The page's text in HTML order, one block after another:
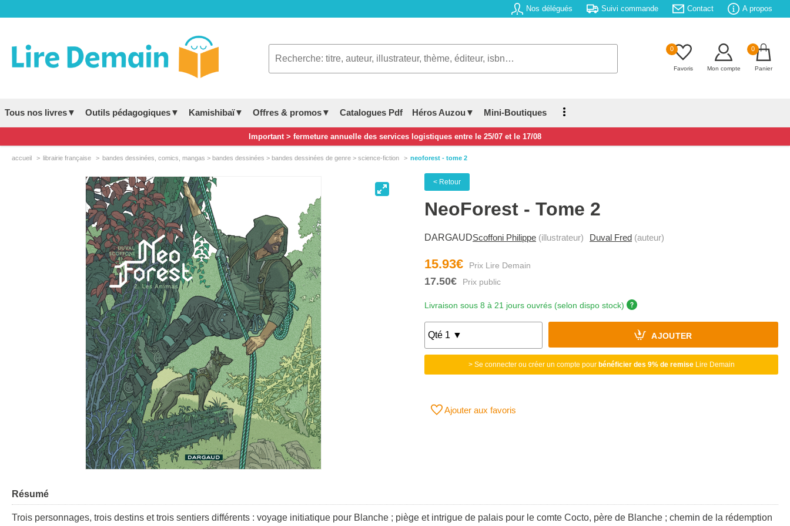
Nos délégués Suivi commande Contact A propos
0
Favoris Mon compte
0
Panier
Tous nos livres▼ Outils pédagogiques▼ Kamishibaï▼ Offres & promos▼ Catalogues Pdf Héros Auzou▼ Mini-Boutiques
Important > fermeture annuelle des services logistiques entre le 25/07 et le 17/08
accueil librairie française bandes dessinées, comics, mangas > bandes dessinées > bandes dessinées de genre > science-fiction neoforest - tome 2
< Retour
NeoForest - Tome 2
DARGAUDScoffoni Philippe (illustrateur) Duval Fred (auteur)
15.93€
17.50€
Livraison sous 8 à 21 jours ouvrés (selon dispo stock)
AJOUTER
> Se connecter ou créer un compte pour bénéficier des 9% de remiseLire Demain
Ajouter aux favoris
Résumé
Trois personnages, trois destins et trois sentiers différents : voyage initiatique pour Blanche ; piège et intrigue de palais pour le comte Cocto, père de Blanche ; chemin de la rédemption